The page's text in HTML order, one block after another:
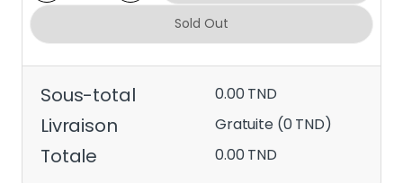
Sold Out
Sous-total 0.00 TND
Livraison Gratuite (0 TND)
Totale 0.00 TND